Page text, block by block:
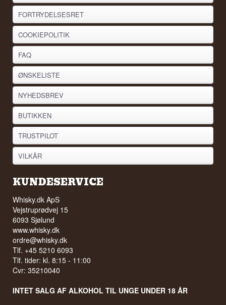
FORTRYDELSESRET
COOKIEPOLITIK
FAQ
ØNSKELISTE
NYHEDSBREV
BUTIKKEN
TRUSTPILOT
VILKÅR
KUNDESERVICE
Whisky.dk ApS
Vejstruprødvej 15
6093 Sjølund
www.whisky.dk
ordre@whisky.dk
Tlf. +45 5210 6093
Tlf. tider: kl. 8:15 - 11:00
Cvr: 35210040
INTET SALG AF ALKOHOL TIL UNGE UNDER 18 ÅR